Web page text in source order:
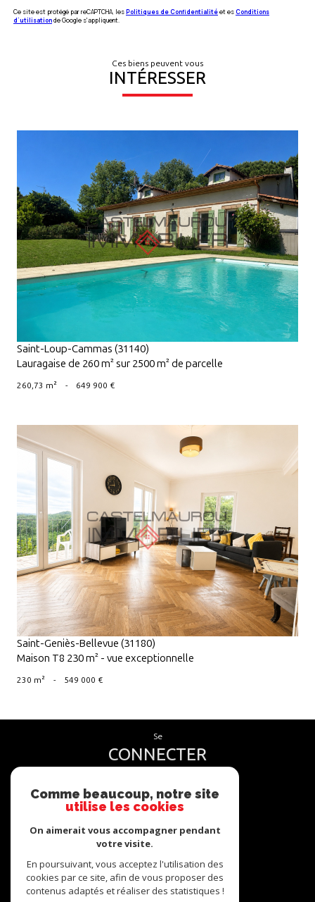
Ce site est protégé par reCAPTCHA, lesPolitiques de Confidentialitéet esConditions
d'utilisationde Google s'appliquent.
Ces biens peuvent vous
INTÉRESSER
VOIR LE BIEN
Saint-Loup-Cammas (31140)
Lauragaise de 260 m² sur 2500 m² de parcelle
260,73 m² - 649 900 €
VOIR LE BIEN
Saint-Geniès-Bellevue (31180)
Maison T8 230 m² - vue exceptionnelle
230 m² - 549 000 €
se
CONNECTER
SUIVRE
Comme beaucoup, notre site
utilise les cookies
On aimerait vous accompagner pendant
votre visite.
En poursuivant, vous acceptez l'utilisation des
cookies par ce site, afin de vous proposer des
contenus adaptés et réaliser des statistiques !